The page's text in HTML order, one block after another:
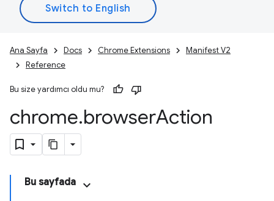
Ana Sayfa Docs Chrome Extensions
Manifest V2
Reference
Bu size yardımcı oldu mu?
chrome.browserAction
Bu sayfada